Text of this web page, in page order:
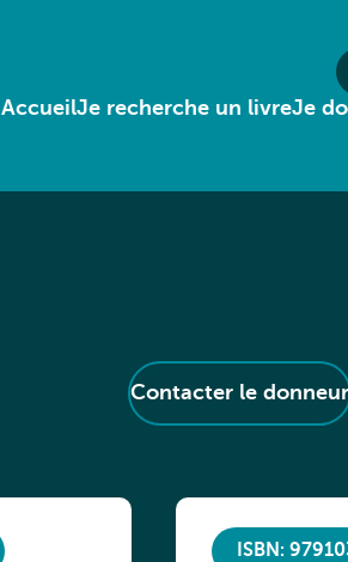
AccueilJe recherche un livreJe
Contacter le donneur
ISBN: